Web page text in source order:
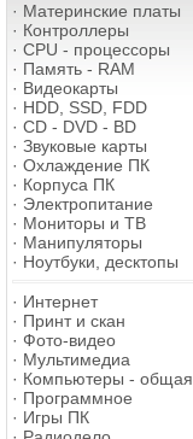
· Материнские платы
· Контроллеры
· CPU - процессоры
· Память - RAM
· Видеокарты
· HDD, SSD, FDD
· CD - DVD - BD
· Звуковые карты
· Охлаждение ПК
· Корпуса ПК
· Электропитание
· Мониторы и ТВ
· Манипуляторы
· Ноутбуки, десктопы
· Интернет
· Принт и скан
· Фото-видео
· Мультимедиа
· Компьютеры - общая
· Программное
· Игры ПК